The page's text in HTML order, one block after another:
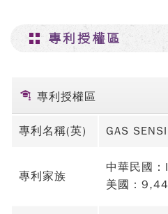
專利授權區
專利授權區
專利名稱(英) GAS
專利家族
中華民國
美國：